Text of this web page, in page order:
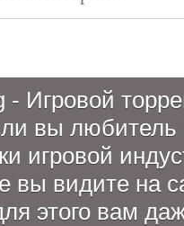
- Игровой
вы
игровой
вы видите на
этого вам